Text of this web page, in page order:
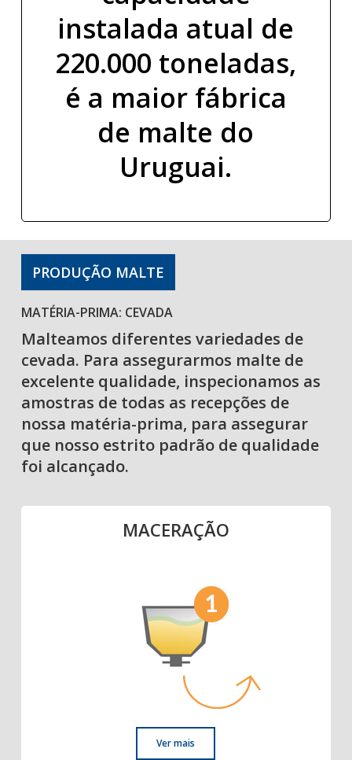
instalada atual de
220.000 toneladas,
é a maior fábrica
de malte do
Uruguai.
PRODUÇÃO MALTE
MATÉRIA-PRIMA: CEVADA
Malteamos diferentes variedades de
cevada. Para assegurarmos malte de
excelente qualidade, inspecionamos as
amostras de todas as recepções de
nossa matéria-prima, para assegurar
que nosso estrito padrão de qualidade
foi alcançado.
MACERAÇÃO
Ver mais